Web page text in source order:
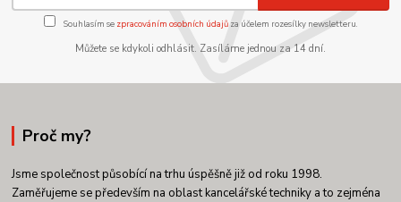
Souhlasím se zpracováním osobních údajůza účelem rozesílky newsletteru.
Můžete se kdykoli odhlásit. Zasíláme jednou za 14 dní.
Proč my?
Jsme společnost působící na trhu úspěšně již od roku 1998.
Zaměřujeme se především na oblast kancelářské techniky a to zejména